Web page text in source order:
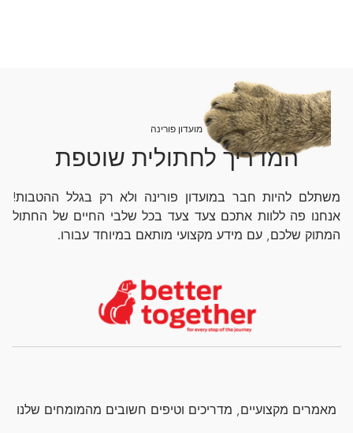
מועדון פורינה
המדריך לחתולית שוטפת
משתלם להיות חבר במועדון פורינה ולא רק בגלל ההטבות!
אנחנו פה ללוות אתכם צעד צעד בכל שלבי החיים של החתול
המתוק שלכם, עם מידע מקצועי מותאם במיוחד עבורו.
מאמרים מקצועיים, מדריכים וטיפים חשובים מהמומחים שלנו